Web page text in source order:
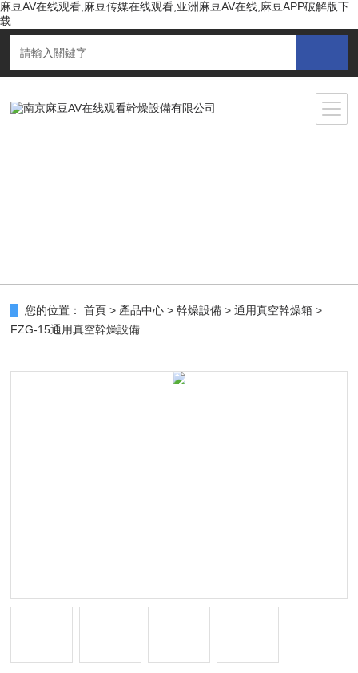
麻豆AV在线观看,麻豆传媒在线观看,亚洲麻豆AV在线,麻豆APP破解版下
载
您的位置： 首頁 > 產品中心 >幹燥設備 >通用真空幹燥箱 >
FZG-15通用真空幹燥設備